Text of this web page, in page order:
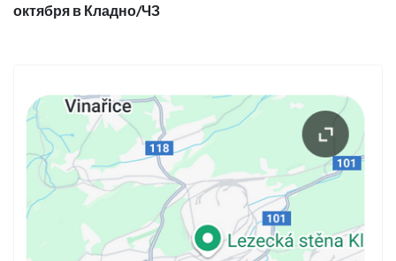
октября в Кладно/ЧЗ